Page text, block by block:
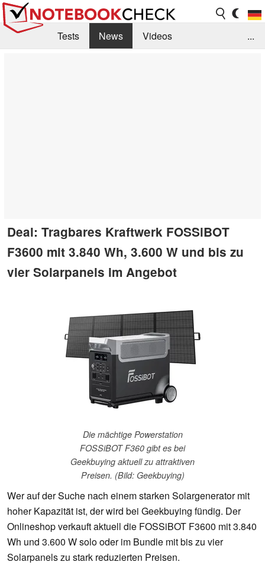
Tests News
Videos
...
Deal: Tragbares Kraftwerk FOSSiBOT
F3600 mit 3.840 Wh, 3.600 W und bis zu
vier Solarpanels im Angebot
Die mächtige Powerstation
FOSSiBOT F360 gibt es bei
Geekbuying aktuell zu attraktiven
Preisen. (Bild: Geekbuying)
Wer auf der Suche nach einem starken Solargenerator mit
hoher Kapazität ist, der wird bei Geekbuying fündig. Der
Onlineshop verkauft aktuell die FOSSiBOT F3600 mit 3.840
Wh und 3.600 W solo oder im Bundle mit bis zu vier
Solarpanels zu stark reduzierten Preisen.